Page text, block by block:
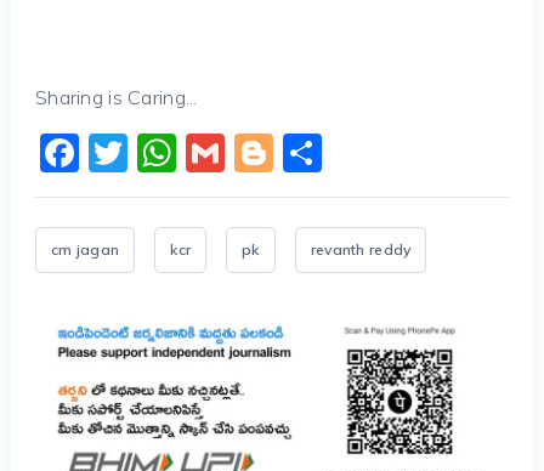
Sharing is Caring...
Facebook
Twitter
WhatsApp
GmailBlogger
Share
cm jagan kcr pk revanth reddy